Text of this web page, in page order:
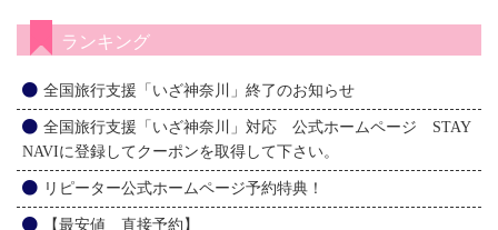
ランキング
全国旅行支援「いざ神奈川」終了のお知らせ
全国旅行支援「いざ神奈川」対応 公式ホームページ STAY
NAVIに登録してクーポンを取得して下さい。
リピーター公式ホームページ予約特典！
【最安値 直接予約】